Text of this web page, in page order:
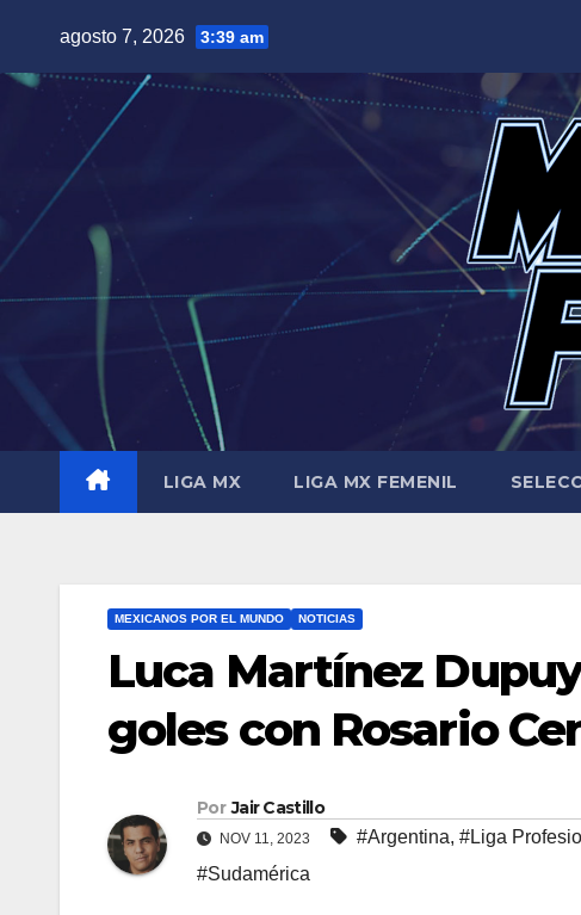
contenido
agosto 7, 2026 3:39 am
LIGA MX LIGA MX FEMENIL
MEXICANOS POR EL MUNDO NOTICIAS
Luca Martínez
goles con Rosario
Por Jair Castillo
NOV 11, 2023 #Argentina, #Liga
#Sudamérica